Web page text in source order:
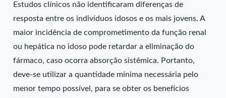
Estudos clínicos não identificaram diferenças de
resposta entre os indivíduos idosos e os mais jovens. A
maior incidência de comprometimento da função renal
ou hepática no idoso pode retardar a eliminação do
fármaco, caso ocorra absorção sistêmica. Portanto,
deve-se utilizar a quantidade mínima necessária pelo
menor tempo possível, para se obter os benefícios